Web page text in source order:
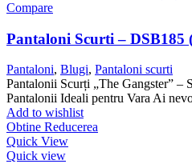
Compare
Pantaloni Scurti – DSB185
Pantaloni, Blugi, Pantaloni scurti
Pantalonii Scurți „The Gangster” –
Pantalonii Ideali pentru Vara Ai
Add to wishlist
Obtine Reducerea
Quick View
Quick view